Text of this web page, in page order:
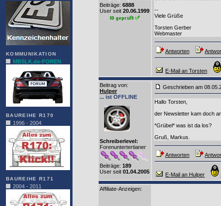
KOMMUNIKATION
MBSLK.de-FOREN
BAUREIHE R170
1996 - 2004
BAUREIHE R171
2004 - 2011
Beiträge: 6888
User seit 20.06.1999
--
Viele Grüße
Torsten Gerber
Webmaster
Antworten
E-Mail an Torsten
Beitrag von:
Hulper
... ist OFFLINE
Schreiberlevel:
Forenuntertertianer
Beiträge: 189
User seit 01.04.2005
Geschrieben am
Hallo Torsten,
der Newsletter kam doch
*Grübel* was ist da los?
Gruß, Markus.
Antworten
E-Mail an Hulper
Affiliate-Anzeigen: